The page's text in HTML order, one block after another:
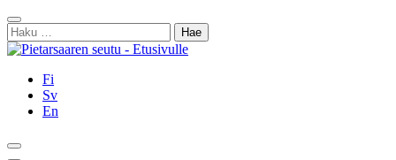
Siirry
sisältöön
Sulje
Haku:
Fi
Sv
En
Hae